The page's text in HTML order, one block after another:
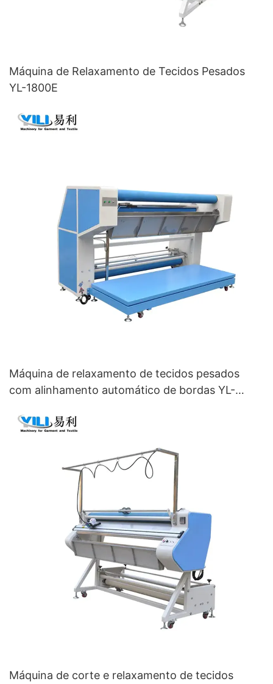
Máquina de Relaxamento de Tecidos Pesados ​​
YL-1800E
Máquina de relaxamento de tecidos pesados ​​
com alinhamento automático de bordas YL-
Máquina de corte e relaxamento de tecidos